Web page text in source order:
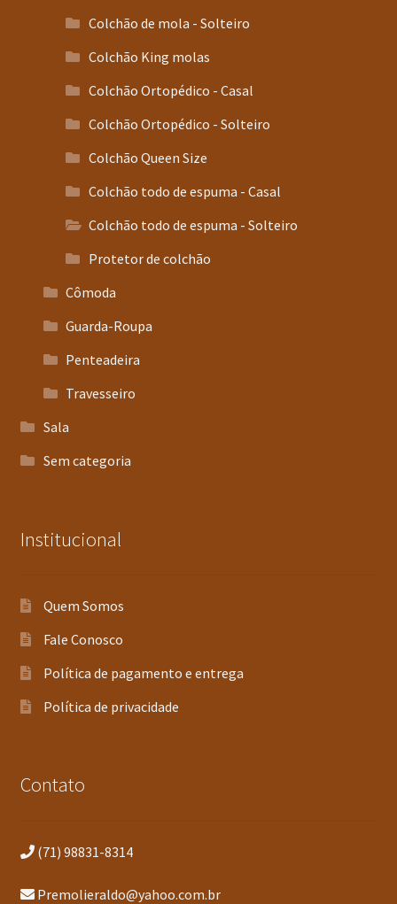
Colchão de mola - Solteiro
Colchão King molas
Colchão Ortopédico - Casal
Colchão Ortopédico - Solteiro
Colchão Queen Size
Colchão todo de espuma - Casal
Colchão todo de espuma - Solteiro
Protetor de colchão
Cômoda
Guarda-Roupa
Penteadeira
Travesseiro
Sala
Sem categoria
Institucional
Quem Somos
Fale Conosco
Política de pagamento e entrega
Política de privacidade
Contato
(71) 98831-8314
Premolieraldo@yahoo.com.br